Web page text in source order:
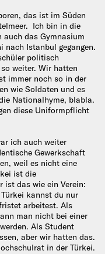
das ist im Süden
Ich bin in die
auch das Gymnasium
Istanbul gegangen.
politisch
weiter. Wir hatten
immer noch so in der
wie Soldaten und es
Nationalhyme, blabla.
diese Uniformpflicht
ich auch weiter
Gewerkschaft
weil es nicht eine
ist die
ist das wie ein Verein:
kannst du nur
arbeitest. Als
man nicht bei einer
Als Student
aber wir hatten das.
in der Türkei.